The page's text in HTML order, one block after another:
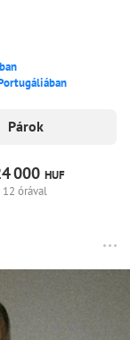
Párok
000HUF
12 órával